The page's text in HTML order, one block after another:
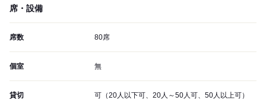
席・設備
席数 80席
個室 無
貸切 可（20人以下可、20人～50人可、50人以上可）